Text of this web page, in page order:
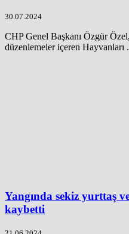
30.07.2024
CHP Genel Başkanı Özgür
düzenlemeler içeren Hayvanları
Yangında sekiz yurttaş
kaybetti